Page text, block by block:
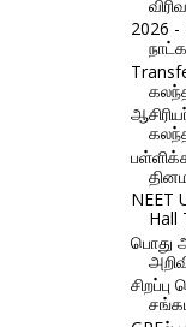
2026
NEET
Hall
பொது